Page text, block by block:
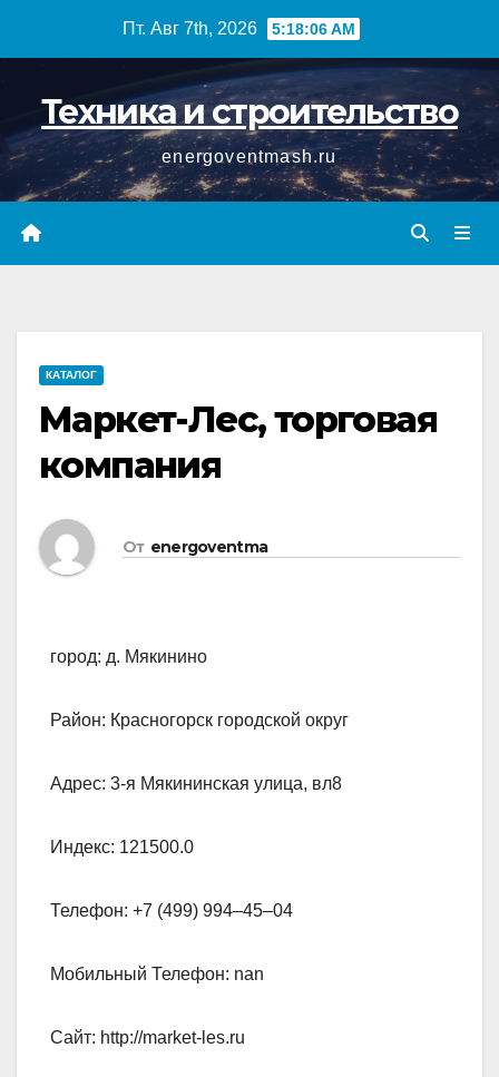
Пт. Авг 7th, 2026 5:18:07 AM
Техника и строительство
energoventmash.ru
КАТАЛОГ
Маркет-Лес, торговая
компания
От energoventma
город: д. Мякинино
Район: Красногорск городской округ
Адрес: 3-я Мякининская улица, вл8
Индекс: 121500.0
Телефон: +7 (499) 994‒45‒04
Мобильный Телефон: nan
Сайт: http://market-les.ru